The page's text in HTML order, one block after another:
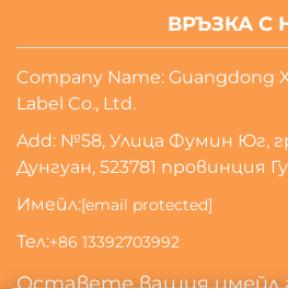
ВРЪЗКА С
Company Name: Guangdong
Label Co., Ltd.
Add: №58, Улица Фумин Юг,
Дунгуан, 523781 провинция
Имейл:[email protected]
Тел:+86 13392703992
Оставете вашия имейл